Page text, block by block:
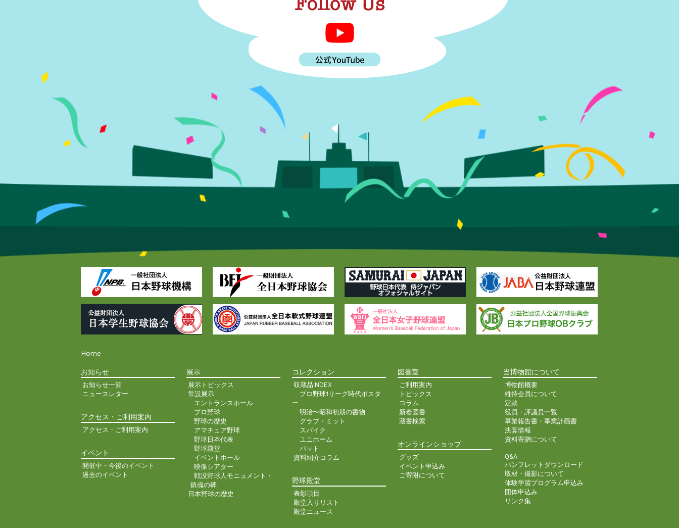
Home
お知らせ
お知らせ一覧
ニュースレター
アクセス・ご利用案内
アクセス・ご利用案内
イベント
開催中・今後のイベント
過去のイベント
展示
展示トピックス
常設展示
エントランスホール
プロ野球
野球の歴史
アマチュア野球
野球日本代表
野球殿堂
イベントホール
映像シアター
戦没野球人モニュメント・
鎮魂の碑
日本野球の歴史
コレクション
収蔵品INDEX
プロ野球1リーグ時代ポスタ
ー
明治〜昭和初期の書物
グラブ・ミット
スパイク
ユニホーム
バット
資料紹介コラム
野球殿堂
表彰項目
殿堂入りリスト
殿堂ニュース
図書室
ご利用案内
トピックス
コラム
新着図書
蔵書検索
オンラインショップ
グッズ
イベント申込み
ご寄附について
当博物館について
博物館概要
維持会員について
定款
役員・評議員一覧
事業報告書・事業計画書
決算情報
資料寄贈について
Q&A
パンフレットダウンロード
取材・撮影について
体験学習プログラム申込み
団体申込み
リンク集